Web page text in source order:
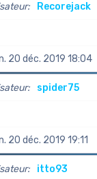
Recorejack
20 déc. 2019 18:04
spider75
20 déc. 2019 19:11
itto93